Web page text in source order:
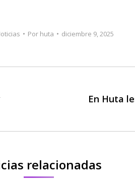
Por huta diciembre 9, 2025
PublicaciónEn Huta
relacionadas